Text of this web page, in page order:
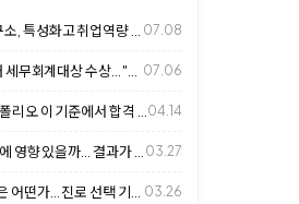
07.08
07.06
04.14
03.27
03.26